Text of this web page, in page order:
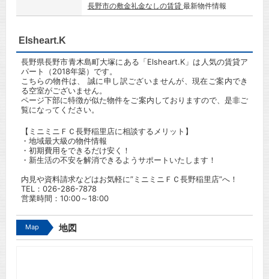
長野市の敷金礼金なしの賃貸 最新物件情報
Elsheart.K
長野県長野市青木島町大塚にある「Elsheart.K」は人気の賃貸ア
パート（2018年築）です。
こちらの物件は、 誠に申し訳ございませんが、現在ご案内でき
る空室がございません。
ページ下部に特徴が似た物件をご案内しておりますので、是非ご
覧になってください。
【ミニミニＦＣ長野稲里店に相談するメリット】
・地域最大級の物件情報
・初期費用をできるだけ安く！
・新生活の不安を解消できるようサポートいたします！
内見や資料請求などはお気軽に”ミニミニＦＣ長野稲里店”へ！
TEL： 026-286-7878
営業時間：10:00～18:00
Map 地図